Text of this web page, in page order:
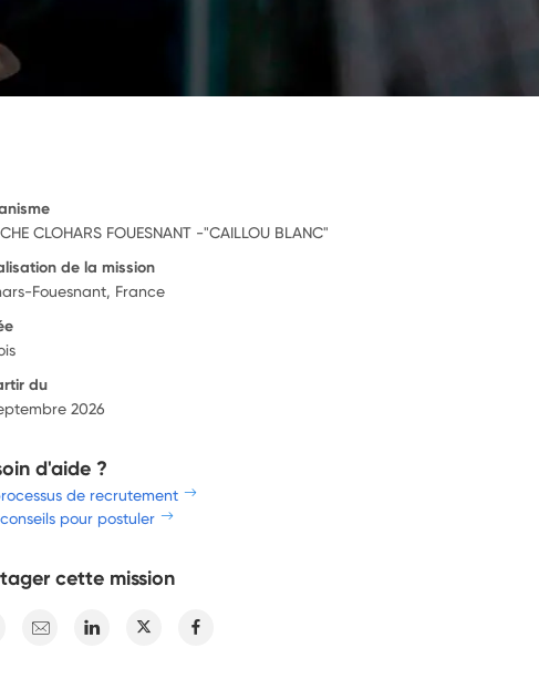
CLOHARS FOUESNANT -"CAILLOU BLANC"
de la mission
Fouesnant, France
du
2026
d'aide ?
de recrutement
pour postuler
cette mission
E-mail Linkedin Twitter